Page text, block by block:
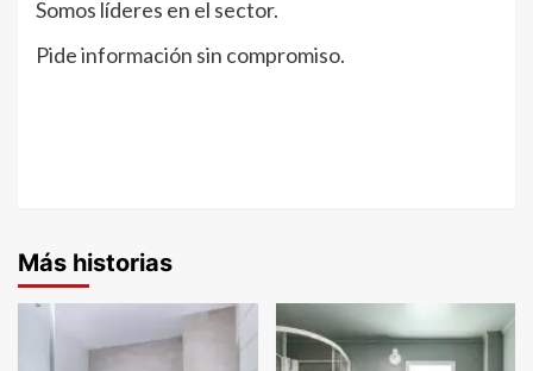
Somos líderes en el sector.
Pide información sin compromiso.
Más historias